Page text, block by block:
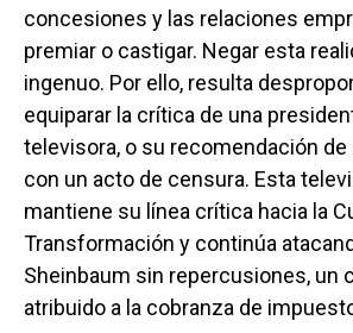
concesiones y las relaciones
premiar o castigar. Negar esta
ingenuo. Por ello, resulta
equiparar la crítica de una
televisora, o su recomendación
con un acto de censura. Esta
mantiene su línea crítica hacia la
Transformación y continúa
Sheinbaum sin repercusiones, un
atribuido a la cobranza de